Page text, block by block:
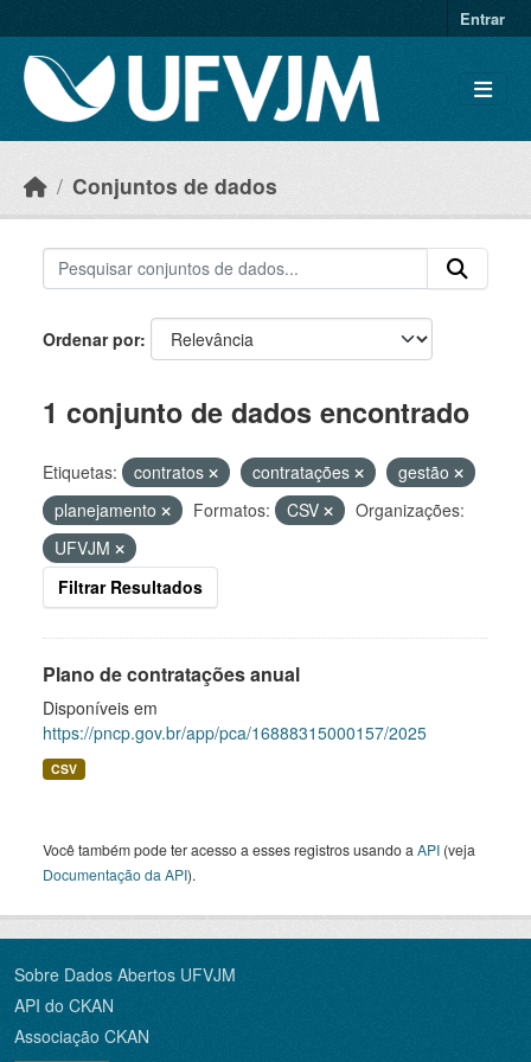
Entrar
Conjuntos de dados
Ordenar por
1 conjunto de dados encontrado
Etiquetas: contratos contratações
gestão
planejamento
Formatos: CSV
Organizações:
UFVJM
Filtrar Resultados
Plano de contratações anual
Disponíveis em
https://pncp.gov.br/app/pca/16888315000157/2025
CSV
Você também pode ter acesso a esses registros usando a API (veja
Documentação da API).
Sobre Dados Abertos UFVJM
API do CKAN
Associação CKAN